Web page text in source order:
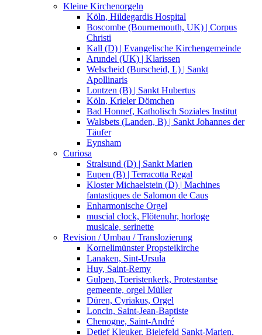
Kleine Kirchenorgeln
Köln, Hildegardis Hospital
Boscombe (Bournemouth, UK) | Corpus
Christi
Kall (D) | Evangelische Kirchengemeinde
Arundel (UK) | Klarissen
Welscheid (Burscheid, L) | Sankt
Apollinaris
Lontzen (B) | Sankt Hubertus
Köln, Krieler Dömchen
Bad Honnef, Katholisch Soziales Institut
Walsbets (Landen, B) | Sankt Johannes der
Täufer
Eynsham
Curiosa
Stralsund (D) | Sankt Marien
Eupen (B) | Terracotta Regal
Kloster Michaelstein (D) | Machines
fantastiques de Salomon de Caus
Enharmonische Orgel
muscial clock, Flötenuhr, horloge
musicale, serinette
Revision / Umbau / Translozierung
Kornelimünster Propsteikirche
Lanaken, Sint-Ursula
Huy, Saint-Remy
Gulpen, Toeristenkerk, Protestantse
gemeente, orgel Müller
Düren, Cyriakus, Orgel
Loncin, Saint-Jean-Baptiste
Chenogne, Saint-André
Detlef Kleuker, Bielefeld Sankt-Marien,